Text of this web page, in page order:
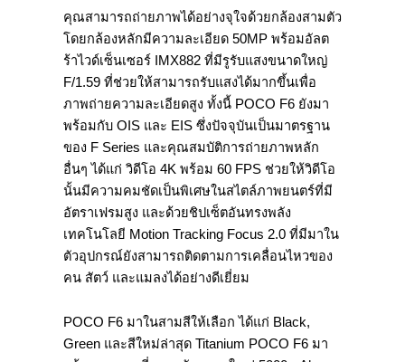
คุณสามารถถ่ายภาพได้อย่างจุใจด้วยกล้องสามตัว
โดยกล้องหลักมีความละเอียด 50MP พร้อมอัลต
ร้าไวด์เซ็นเซอร์ IMX882 ที่มีรูรับแสงขนาดใหญ่
F/1.59 ที่ช่วยให้สามารถรับแสงได้มากขึ้นเพื่อ
ภาพถ่ายความละเอียดสูง ทั้งนี้ POCO F6 ยังมา
พร้อมกับ OIS และ EIS ซึ่งปัจจุบันเป็นมาตรฐาน
ของ F Series และคุณสมบัติการถ่ายภาพหลัก
อื่นๆ ได้แก่ วิดีโอ 4K พร้อม 60 FPS ช่วยให้วิดีโอ
นั้นมีความคมชัดเป็นพิเศษในสไตล์ภาพยนตร์ที่มี
อัตราเฟรมสูง และด้วยชิปเซ็ตอันทรงพลัง
เทคโนโลยี Motion Tracking Focus 2.0 ที่มีมาใน
ตัวอุปกรณ์ยังสามารถติดตามการเคลื่อนไหวของ
คน สัตว์ และแมลงได้อย่างดีเยี่ยม
POCO F6 มาในสามสีให้เลือก ได้แก่ Black,
Green และสีใหม่ล่าสุด Titanium POCO F6 มา